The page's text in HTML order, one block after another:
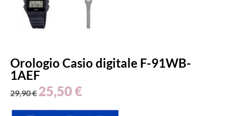
Orologio Casio digitale F-91WB-
1AEF
29,90€ 25,50€